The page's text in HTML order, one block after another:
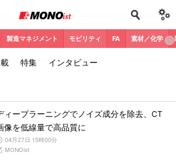
製造マネジメント モビリティ FA 素材／化学
特集 インタビュー
- MONOist
ィープラーニングでノイズ成分を除去、CT
像を低線量で高品質に
04月27日 15時00分
MONOist